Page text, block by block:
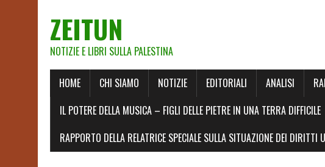
ZEITUN
NOTIZIE E LIBRI SULLA PALESTINA
HOME CHI SIAMO NOTIZIE EDITORIALI ANALISI
IL POTERE DELLA MUSICA – FIGLI DELLE PIETRE IN UNA TERRA DIFFICILE
RAPPORTO DELLA RELATRICE SPECIALE SULLA SITUAZIONE DEI